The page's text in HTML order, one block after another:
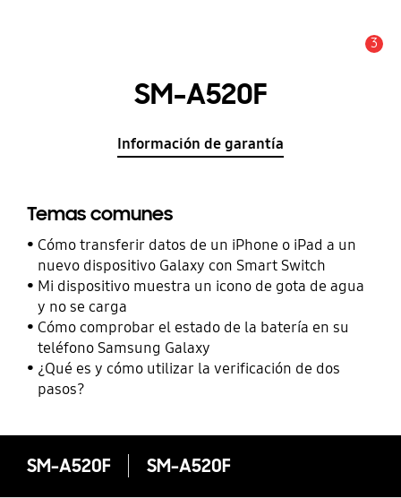
3
SM-A520F
Información de garantía
Temas comunes
Cómo transferir datos de un iPhone o iPad a un
nuevo dispositivo Galaxy con Smart Switch
Mi dispositivo muestra un icono de gota de agua
y no se carga
Cómo comprobar el estado de la batería en su
teléfono Samsung Galaxy
¿Qué es y cómo utilizar la verificación de dos
pasos?
SM-A520F SM-A520F